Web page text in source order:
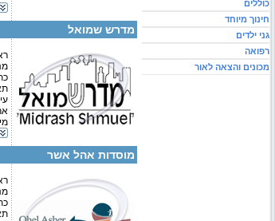
מדרש שמואל
ישיבה גדולה לבני חו"ל
קטגוריות:
מוסדות אהל אשר
פרטים נוספים:
קטגוריות:
כוללים
חינוך מיוחד
גני ילדים
רפואה
מכונים והצאה לאור